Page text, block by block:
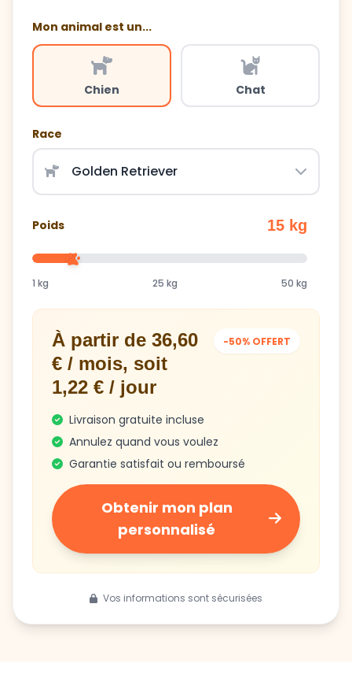
Mon animal est un...
Chien Chat
Race
Poids 15 kg
1 kg 25 kg 50 kg
À partir de 36,60
€ / mois, soit
1,22 € / jour
-50% OFFERT
Livraison gratuite incluse
Annulez quand vous voulez
Garantie satisfait ou remboursé
Obtenir mon plan
personnalisé
Vos informations sont sécurisées